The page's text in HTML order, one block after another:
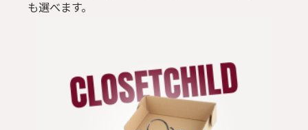
も選べます。